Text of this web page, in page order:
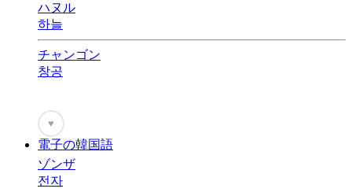
ハヌル
하늘
チャンゴン
창공
♥
電子の韓国語
ゾンザ
전자